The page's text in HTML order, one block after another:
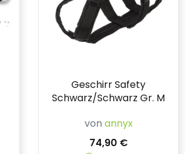
Geschirr Safety
Schwarz/Schwarz Gr. M
von annyx
74,90 €